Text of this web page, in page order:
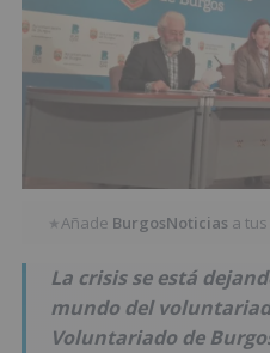
★Añade BurgosNoticias a
La crisis se está
mundo del
Voluntariado de